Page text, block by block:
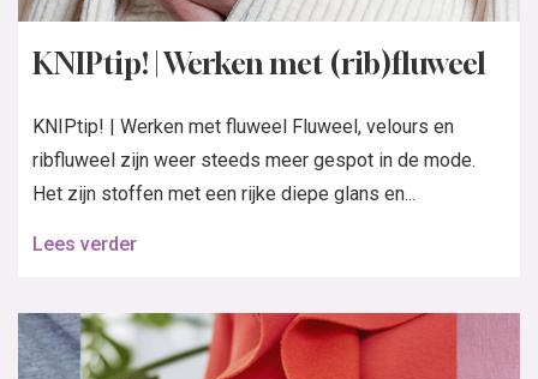
KNIPtip! | Werken met (rib)fluweel
KNIPtip! | Werken met fluweel Fluweel, velours en
ribfluweel zijn weer steeds meer gespot in de mode.
Het zijn stoffen met een rijke diepe glans en...
Lees verder